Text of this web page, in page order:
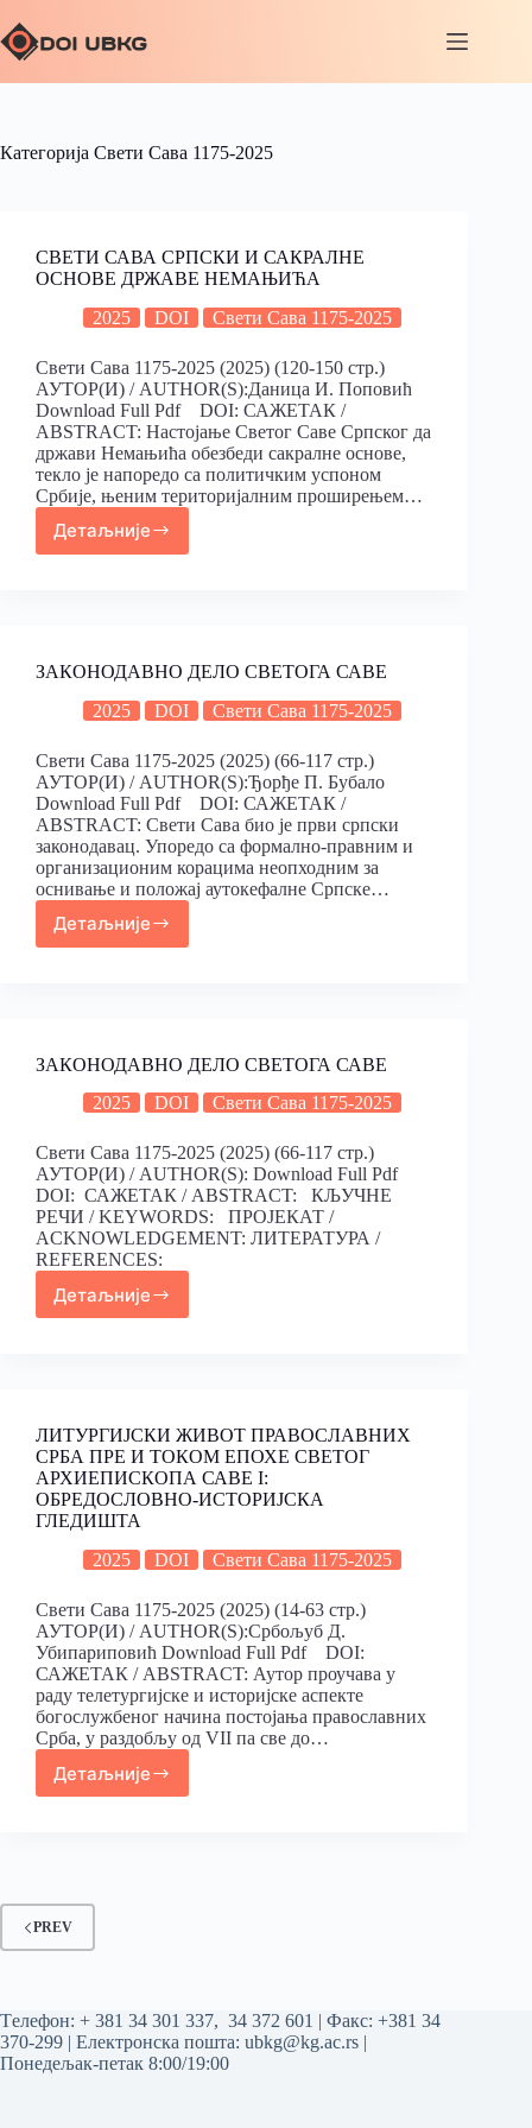
Категорија Свети Сава 1175-2025
СВЕТИ САВА СРПСКИ И САКРАЛНЕ
ОСНОВЕ ДРЖАВЕ НЕМАЊИЋА
2025
DOI Свети Сава 1175-2025
Свети Сава 1175-2025 (2025) (120-150 стр.)
АУТОР(И) / AUTHOR(S):Даница И. Поповић
Download Full Pdf DOI: САЖЕТАК /
ABSTRACT: Настојање Светог Саве Српског да
држави Немањића обезбеди сакралне основе,
текло је напоредо са политичким успоном
Србије, њеним територијалним проширењем…
Детаљније
ЗАКОНОДАВНО ДЕЛО СВЕТОГА САВЕ
2025
DOI Свети Сава 1175-2025
Свети Сава 1175-2025 (2025) (66-117 стр.)
АУТОР(И) / AUTHOR(S):Ђорђе П. Бубало
Download Full Pdf DOI: САЖЕТАК /
ABSTRACT: Свети Сава био је први српски
законодавац. Упоредо са формално-правним и
организационим корацима неопходним за
оснивање и положај аутокефалне Српске…
Детаљније
ЗАКОНОДАВНО ДЕЛО СВЕТОГА САВЕ
2025
DOI Свети Сава 1175-2025
Свети Сава 1175-2025 (2025) (66-117 стр.)
АУТОР(И) / AUTHOR(S): Download Full Pdf
DOI: САЖЕТАК / ABSTRACT: КЉУЧНЕ
РЕЧИ / KEYWORDS: ПРОЈЕКАТ /
ACKNOWLEDGEMENT: ЛИТЕРАТУРА /
REFERENCES:
Детаљније
ЛИТУРГИJСКИ ЖИВОТ ПРАВОСЛАВНИХ
СРБА ПРЕ И ТОКОМ ЕПОХЕ СВЕТОГ
АРХИЕПИСКОПА САВЕ I:
ОБРЕДОСЛОВНО-ИСТОРИJСКА
ГЛЕДИШТА
2025
DOI Свети Сава 1175-2025
Свети Сава 1175-2025 (2025) (14-63 стр.)
АУТОР(И) / AUTHOR(S):Србољуб Д.
Убипариповић Download Full Pdf DOI:
САЖЕТАК / ABSTRACT: Аутор проучава у
раду телетургијске и историјске аспекте
богослужбеног начина постојања православних
Срба, у раздобљу од VII па све до…
Детаљније
PREV
Tелефон: + 381 34 301 337, 34 372 601 | Факс: +381 34
370-299 | Електронска пошта: ubkg@kg.ac.rs |
Понедељак-петак 8:00/19:00